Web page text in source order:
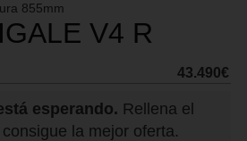
855mm
V4 R
43.490€
esperando. Rellena el
la mejor oferta.